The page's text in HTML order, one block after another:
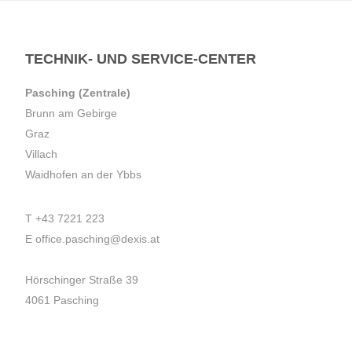
TECHNIK- UND SERVICE-CENTER
Pasching (Zentrale)
Brunn am Gebirge
Graz
Villach
Waidhofen an der Ybbs
T +43 7221 223
E office.pasching@dexis.at
Hörschinger Straße 39
4061 Pasching